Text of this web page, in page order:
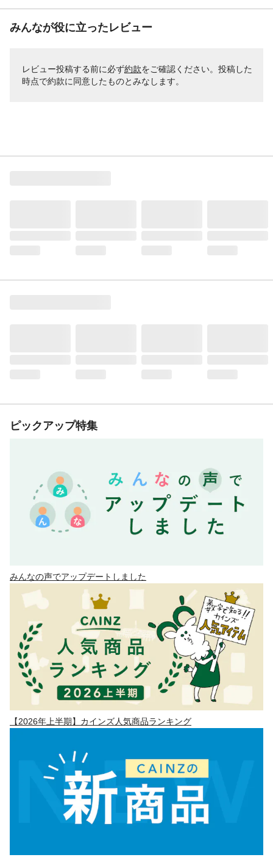
みんなが役に立ったレビュー
レビュー投稿する前に必ず約款をご確認ください。投稿した
時点で約款に同意したものとみなします。
ピックアップ特集
みんなの声でアップデートしました
【2026年上半期】カインズ人気商品ランキング